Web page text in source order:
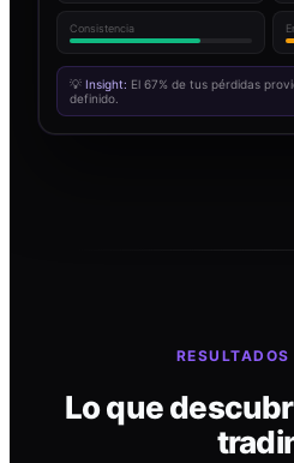
Consistencia
💡 Insight: El 67% de tus pérdidas
definido.
RESULTADOS
Lo que